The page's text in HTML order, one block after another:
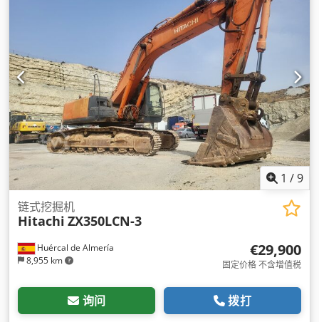
1 /9
Huércal de Almería
8,955 km
链式挖掘机
Hitachi ZX350LCN-3
€29,900
固定价格 不含增值税
询问 拨打